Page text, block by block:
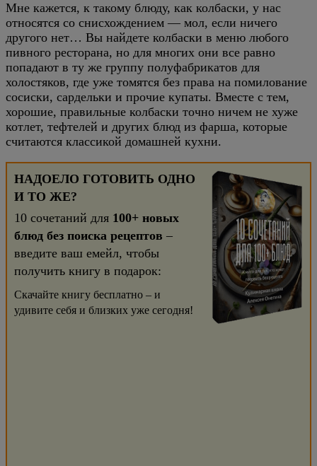
Мне кажется, к такому блюду, как колбаски, у нас
относятся со снисхождением — мол, если ничего
другого нет… Вы найдете колбаски в меню любого
пивного ресторана, но для многих они все равно
попадают в ту же группу полуфабрикатов для
холостяков, где уже томятся без права на помилование
сосиски, сардельки и прочие купаты. Вместе с тем,
хорошие, правильные колбаски точно ничем не хуже
котлет, тефтелей и других блюд из фарша, которые
считаются классикой домашней кухни.
НАДОЕЛО ГОТОВИТЬ ОДНО
И ТО ЖЕ?
10 сочетаний для 100+ новых
блюд без поиска рецептов –
введите ваш емейл, чтобы
получить книгу в подарок:
Скачайте книгу бесплатно – и
удивите себя и близких уже сегодня!